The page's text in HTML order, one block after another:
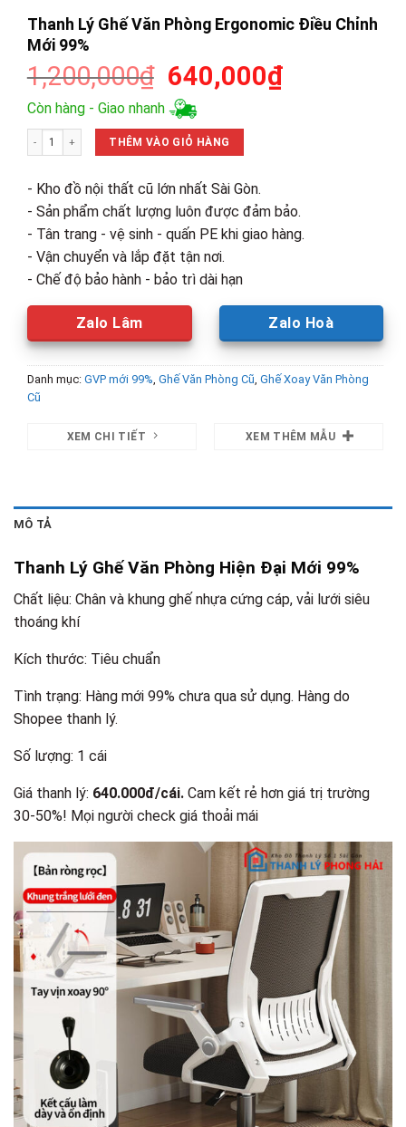
Thanh Lý Ghế Văn Phòng Ergonomic Điều Chỉnh
Mới 99%
1,200,000₫ Giá
gốc
là:
1,200,000₫.
640,000₫Giá
Còn hàng - Giao nhanh
Thanh Lý Ghế Văn Phòng Ergonomic Điều Chỉnh Mới 99% số lượng
THÊM VÀO GIỎ HÀNG
- Kho đồ nội thất cũ lớn nhất Sài Gòn.
- Sản phẩm chất lượng luôn được đảm bảo.
- Tân trang - vệ sinh - quấn PE khi giao hàng.
- Vận chuyển và lắp đặt tận nơi.
- Chế độ bảo hành - bảo trì dài hạn
Zalo Lâm Zalo Hoà
Danh mục: GVP mới 99%, Ghế Văn Phòng Cũ, Ghế Xoay Văn Phòng
Cũ
XEM CHI TIẾT XEM THÊM MẪU
MÔ TẢ
Thanh Lý Ghế Văn Phòng Hiện Đại Mới 99%
Chất liệu: Chân và khung ghế nhựa cứng cáp, vải lưới siêu
thoáng khí
Kích thước: Tiêu chuẩn
Tình trạng: Hàng mới 99% chưa qua sử dụng. Hàng do
Shopee thanh lý.
Số lượng: 1 cái
Giá thanh lý: 640.000đ/cái. Cam kết rẻ hơn giá trị trường
30-50%! Mọi người check giá thoải mái​